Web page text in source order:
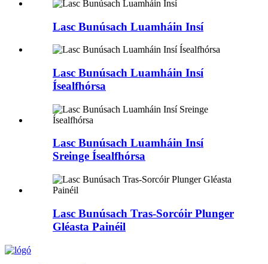
Lasc Bunúsach Luamháin Insí
Lasc Bunúsach Luamháin Insí
Ísealfhórsa
Lasc Bunúsach Luamháin Insí
Sreinge Ísealfhórsa
Lasc Bunúsach Tras-Sorcóir Plunger
Gléasta Painéil